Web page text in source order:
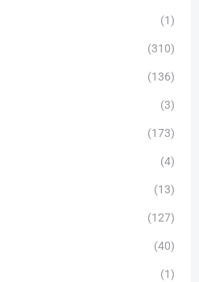
(1)
(310)
(136)
(3)
(173)
(4)
(13)
(127)
(40)
(1)